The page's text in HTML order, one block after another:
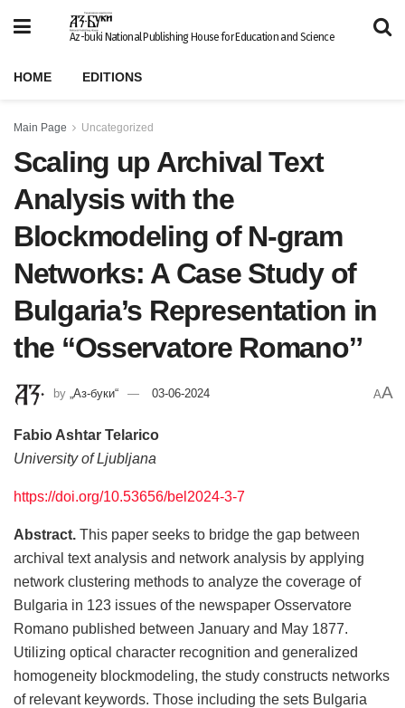
Az-buki National Publishing House for Education and Science
HOME EDITIONS
Main Page Uncategorized
Scaling up Archival Text
Analysis with the
Blockmodeling of N-gram
Networks: A Case Study of
Bulgaria’s Representation in
the “Osservatore Romanoˮ
by „Аз-буки“ 03-06-2024 AA
Fabio Ashtar Telarico
University of Ljubljana
https://doi.org/10.53656/bel2024-3-7
Abstract. This paper seeks to bridge the gap between
archival text analysis and network analysis by applying
network clustering methods to analyze the coverage of
Bulgaria in 123 issues of the newspaper Osservatore
Romano published between January and May 1877.
Utilizing optical character recognition and generalized
homogeneity blockmodeling, the study constructs networks
of relevant keywords. Those including the sets Bulgaria